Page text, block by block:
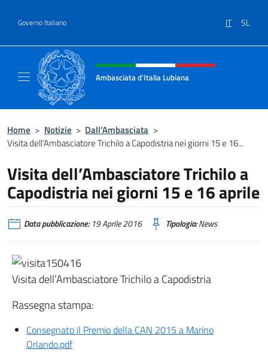
Governo Italiano IT SL
Intestazione sito, social e menù
Ambasciata d'Italia Lubiana
Home > Notizie > Dall’Ambasciata >
Visita dell’Ambasciatore Trichilo a Capodistria nei giorni 15 e 16...
Visita dell’Ambasciatore Trichilo a
Capodistria nei giorni 15 e 16 aprile
Data pubblicazione:19 Aprile 2016 Tipologia:News
Visita dell’Ambasciatore Trichilo a Capodistria
Rassegna stampa:
Consegnato il Premio della CAN 2015 a Marino
Orlando.pdf